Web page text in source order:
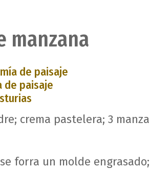
manzana
de paisaje
de paisaje
crema pastelera; 3
forra un molde